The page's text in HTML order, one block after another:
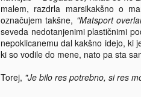
malem, razdrla marsikakšno o
označujem takšne, "Matsport
seveda nedotanjenimi plastičnimi
nepoklicanemu dal kakšno idejo, ki
ki so vodile do mene, nato pa sta
Torej, "Je bilo res potrebno, si res
Margareti niti
izborčič
tudi njej in
blogovanja.
priporočam. In
FEB Tu in